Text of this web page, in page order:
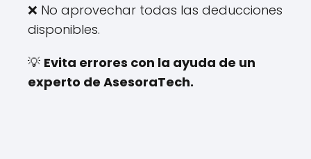
❌ No aprovechar todas las deducciones
disponibles.
💡 Evita errores con la ayuda de un
experto de AsesoraTech.